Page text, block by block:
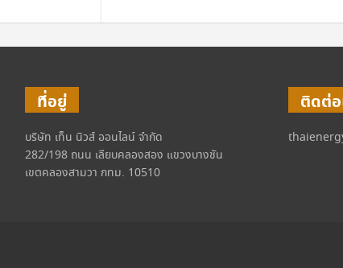
ที่อยู่
บริษัท เท็น นิวส์ ออนไลน์ จำกัด
282/198 ถนน เลียบคลองสอง แขวงบางชัน
เขตคลองสามวา กทม. 10510
ติดต่อ